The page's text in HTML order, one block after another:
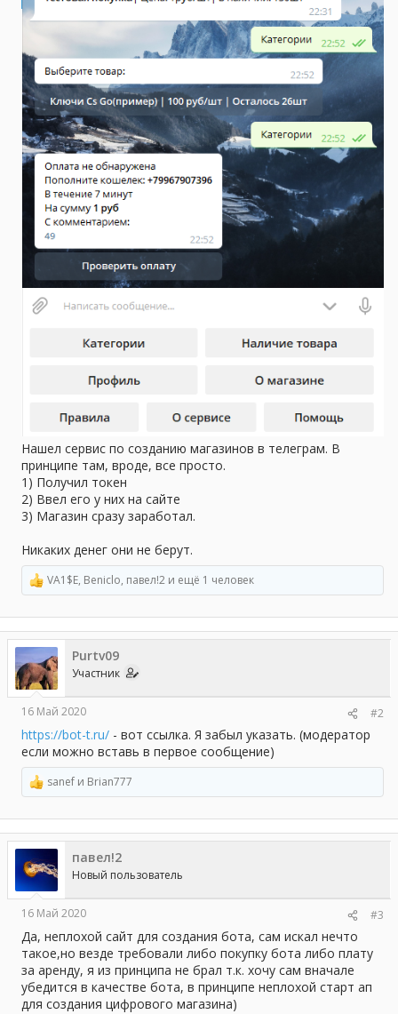
Нашел сервис по созданию магазинов в телеграм. В
принципе там, вроде, все просто.
1) Получил токен
2) Ввел его у них на сайте
3) Магазин сразу заработал.
Никаких денег они не берут.
Р
е
а
к
ц
и
:
VA1$E, Beniclo, павел!2 и ещё 1 человек
Purtv09
Участник
16 Май 2020 #2
https://bot-t.ru/ - вот ссылка. Я забыл указать. (модератор
если можно вставь в первое сообщение)
Р
е
а
к
ц
и
и
:
sanef и Brian777
павел!2
Новый пользователь
16 Май 2020 #3
Да, неплохой сайт для создания бота, сам искал нечто
такое,но везде требовали либо покупку бота либо плату
за аренду, я из принципа не брал т.к. хочу сам вначале
убедится в качестве бота, в принципе неплохой старт ап
для создания цифрового магазина)